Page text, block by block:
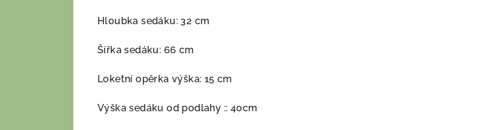
Hloubka sedáku: 32 cm
Šířka sedáku: 66 cm
Loketní opěrka výška: 15 cm
Výška sedáku od podlahy :: 40cm